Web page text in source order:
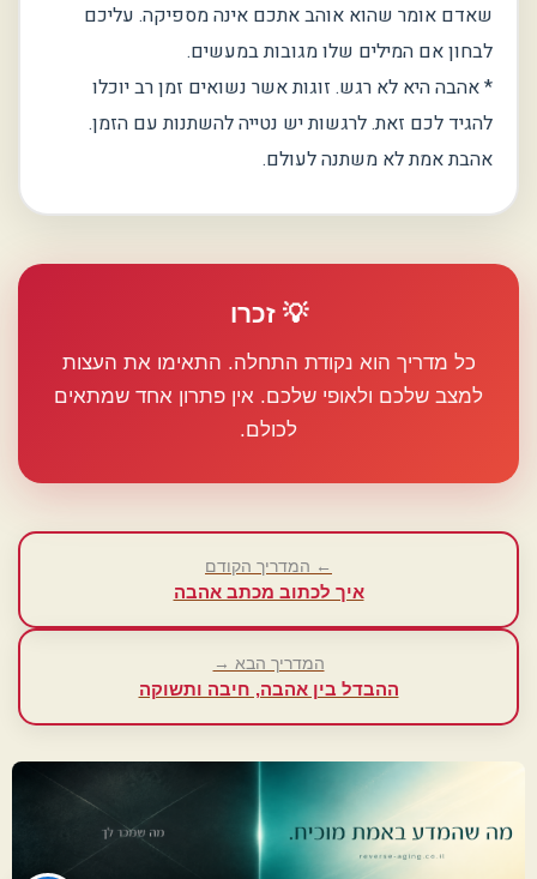
שאדם אומר שהוא אוהב אתכם אינה מספיקה. עליכם
לבחון אם המילים שלו מגובות במעשים.
* אהבה היא לא רגש. זוגות אשר נשואים זמן רב יוכלו
להגיד לכם זאת. לרגשות יש נטייה להשתנות עם הזמן.
אהבת אמת לא משתנה לעולם.
💡 זכרו
כל מדריך הוא נקודת התחלה. התאימו את העצות
למצב שלכם ולאופי שלכם. אין פתרון אחד שמתאים
לכולם.
← המדריך הקודם
איך לכתוב מכתב אהבה
המדריך הבא →
ההבדל בין אהבה, חיבה ותשוקה